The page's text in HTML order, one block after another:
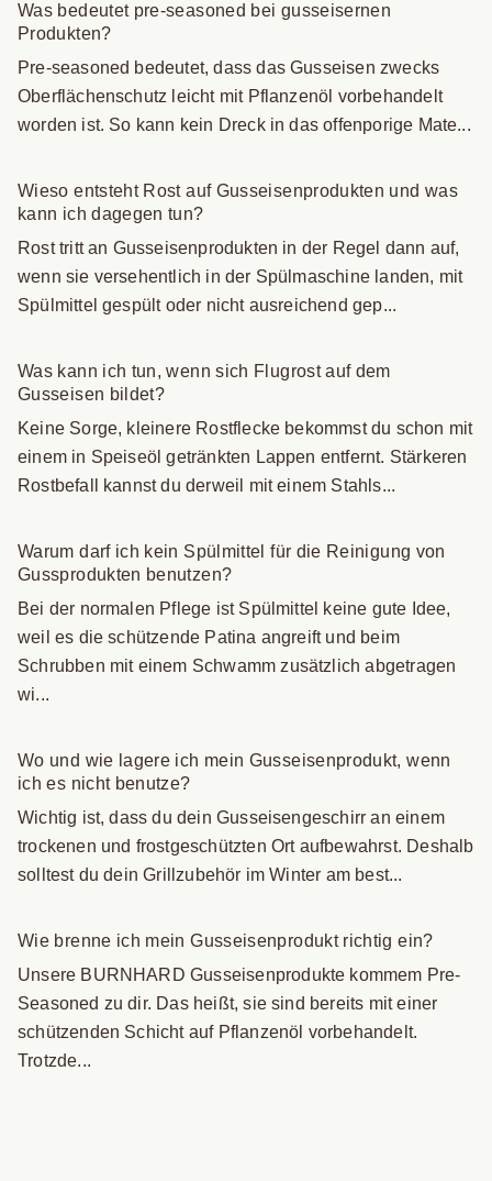
Was bedeutet pre-seasoned bei gusseisernen
Produkten?
Pre-seasoned bedeutet, dass das Gusseisen zwecks
Oberflächenschutz leicht mit Pflanzenöl vorbehandelt
worden ist. So kann kein Dreck in das offenporige Mate...
Wieso entsteht Rost auf Gusseisenprodukten und was
kann ich dagegen tun?
Rost tritt an Gusseisenprodukten in der Regel dann auf,
wenn sie versehentlich in der Spülmaschine landen, mit
Spülmittel gespült oder nicht ausreichend gep...
Was kann ich tun, wenn sich Flugrost auf dem
Gusseisen bildet?
Keine Sorge, kleinere Rostflecke bekommst du schon mit
einem in Speiseöl getränkten Lappen entfernt. Stärkeren
Rostbefall kannst du derweil mit einem Stahls...
Warum darf ich kein Spülmittel für die Reinigung von
Gussprodukten benutzen?
Bei der normalen Pflege ist Spülmittel keine gute Idee,
weil es die schützende Patina angreift und beim
Schrubben mit einem Schwamm zusätzlich abgetragen
wi...
Wo und wie lagere ich mein Gusseisenprodukt, wenn
ich es nicht benutze?
Wichtig ist, dass du dein Gusseisengeschirr an einem
trockenen und frostgeschützten Ort aufbewahrst. Deshalb
solltest du dein Grillzubehör im Winter am best...
Wie brenne ich mein Gusseisenprodukt richtig ein?
Unsere BURNHARD Gusseisenprodukte kommem Pre-
Seasoned zu dir. Das heißt, sie sind bereits mit einer
schützenden Schicht auf Pflanzenöl vorbehandelt.
Trotzde...